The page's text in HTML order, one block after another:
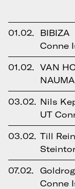
01.02.
BIBIZA
Conne
01.02. VAN
03.02. Nils
UT
03.02. Till
07.02.
Conne